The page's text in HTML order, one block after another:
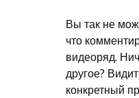
Вы так не
что
видеоряд.
другое?
конкретный